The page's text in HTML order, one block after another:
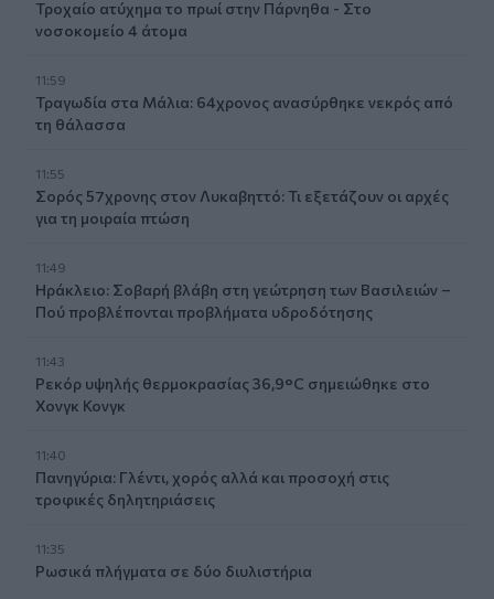
Τροχαίο ατύχημα το πρωί στην Πάρνηθα - Στο
νοσοκομείο 4 άτομα
11:59
Τραγωδία στα Μάλια: 64χρονος ανασύρθηκε νεκρός από
τη θάλασσα
11:55
Σορός 57χρονης στον Λυκαβηττό: Τι εξετάζουν οι αρχές
για τη μοιραία πτώση
11:49
Ηράκλειο: Σοβαρή βλάβη στη γεώτρηση των Βασιλειών –
Πού προβλέπονται προβλήματα υδροδότησης
11:43
Ρεκόρ υψηλής θερμοκρασίας 36,9°C σημειώθηκε στο
Χονγκ Κονγκ
11:40
Πανηγύρια: Γλέντι, χορός αλλά και προσοχή στις
τροφικές δηλητηριάσεις
11:35
Ρωσικά πλήγματα σε δύο διυλιστήρια